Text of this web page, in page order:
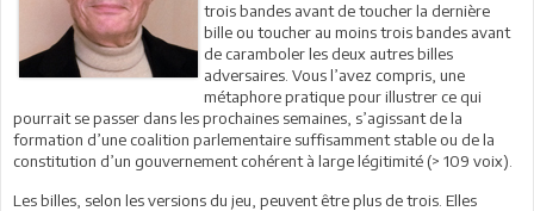
trois bandes avant de toucher la dernière
bille ou toucher au moins trois bandes avant
de caramboler les deux autres billes
adversaires. Vous l’avez compris, une
métaphore pratique pour illustrer ce qui
pourrait se passer dans les prochaines semaines, s’agissant de la
formation d’une coalition parlementaire suffisamment stable ou de la
constitution d’un gouvernement cohérent à large légitimité (> 109 voix).
Les billes, selon les versions du jeu, peuvent être plus de trois. Elles